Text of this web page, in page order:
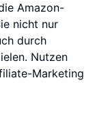
Amazon-
nicht nur
durch
Nutzen
Marketing